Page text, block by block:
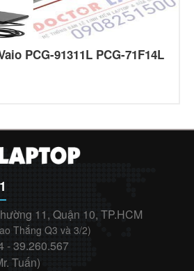
PCG-91311L PCG-71F14L
11, Quận 10, TP.HCM
Thắng Q3 và 3/2)
- 39.260.567
Tuấn)